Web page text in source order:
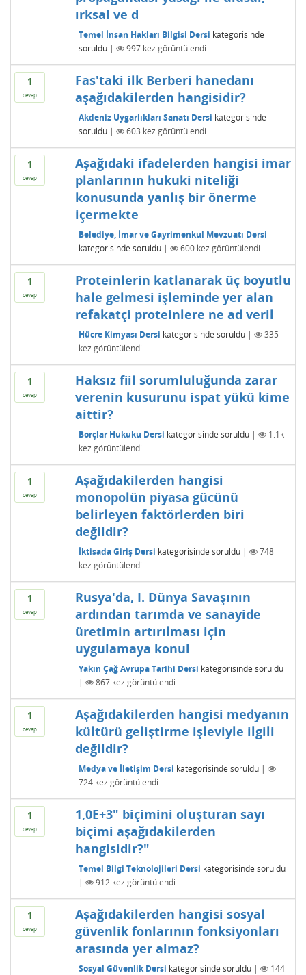
ırksal ve d
Temel İnsan Hakları Bilgisi Dersi kategorisinde
soruldu | 997kez görüntülendi
1
cevap
Fas'taki ilk Berberi hanedanı
aşağıdakilerden hangisidir?
Akdeniz Uygarlıkları Sanatı Dersi kategorisinde
soruldu | 603 kez görüntülendi
1
cevap
Aşağıdaki ifadelerden hangisi imar
planlarının hukuki niteliği
konusunda yanlış bir önerme
içermekte
Belediye, İmar ve Gayrimenkul Mevzuatı Dersi
kategorisinde soruldu | 600kez görüntülendi
1
cevap
Proteinlerin katlanarak üç boyutlu
hale gelmesi işleminde yer alan
refakatçi proteinlere ne ad veril
Hücre Kimyası Dersi kategorisinde soruldu |
335
kez görüntülendi
1
cevap
Haksız fiil sorumluluğunda zarar
verenin kusurunu ispat yükü kime
aittir?
Borçlar Hukuku Dersi kategorisinde soruldu |
1.1k
kez görüntülendi
1
cevap
Aşağıdakilerden hangisi
monopolün piyasa gücünü
belirleyen faktörlerden biri
değildir?
İktisada Giriş Dersi kategorisinde soruldu |
748
kez görüntülendi
1
cevap
Rusya'da, I. Dünya Savaşının
ardından tarımda ve sanayide
üretimin artırılması için
uygulamaya konul
Yakın Çağ Avrupa Tarihi Dersi kategorisinde soruldu
|
867kez görüntülendi
1
cevap
Aşağıdakilerden hangisi medyanın
kültürü geliştirme işleviyle ilgili
değildir?
Medya ve İletişim Dersi kategorisinde soruldu |
724kez görüntülendi
1
cevap
1,0E+3" biçimini oluşturan sayı
biçimi aşağıdakilerden
hangisidir?"
Temel Bilgi Teknolojileri Dersi kategorisinde soruldu
|
912kez görüntülendi
1
cevap
Aşağıdakilerden hangisi sosyal
güvenlik fonlarının fonksiyonları
arasında yer almaz?
Sosyal Güvenlik Dersi kategorisinde soruldu |
144